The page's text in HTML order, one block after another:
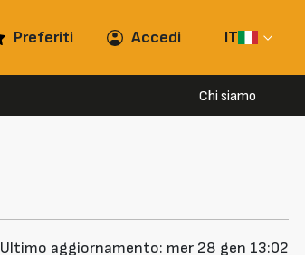
Preferiti Accedi IT
Chi siamo
Ultimo aggiornamento: mer 28 gen 13:02